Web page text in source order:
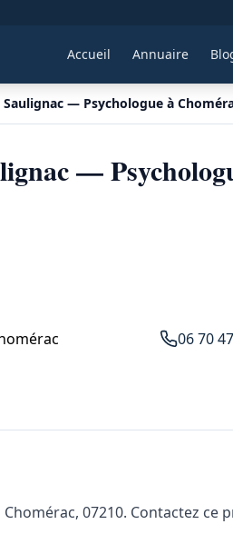
Accueil Annuaire
— Psychologue à
—
06 70
07210. Contactez